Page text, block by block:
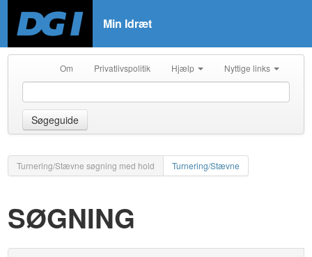
Min Idræt
Om Privatlivspolitik Hjælp Nyttige links
Søgeguide
Turnering/Stævne søgning med hold Turnering/Stævne
SØGNING